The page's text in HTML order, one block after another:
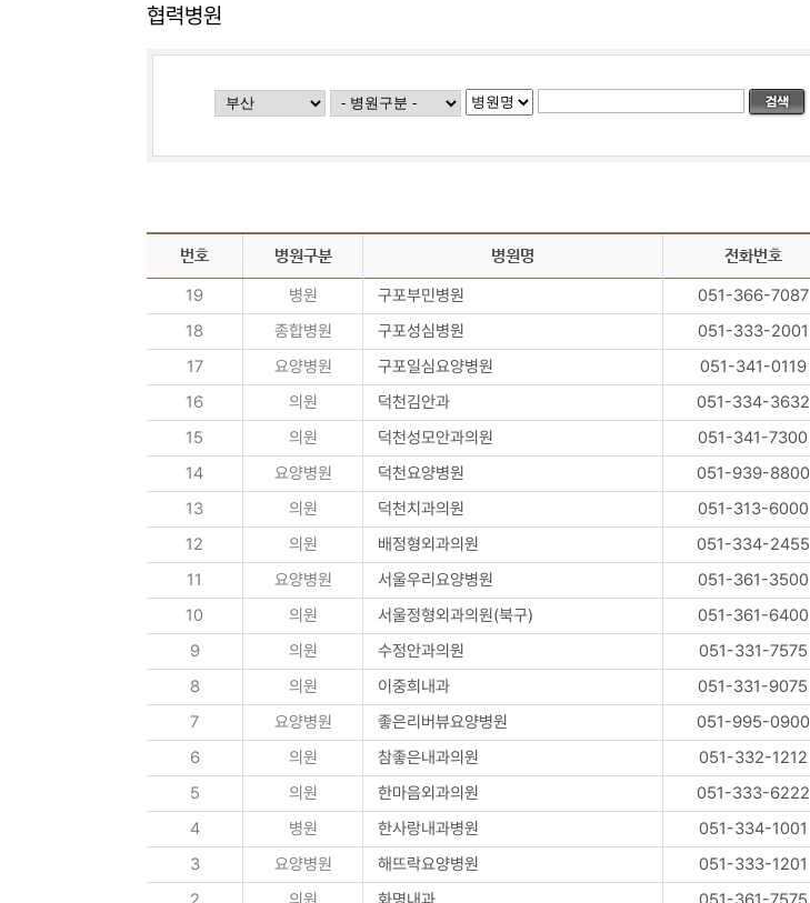
협력병원
번호 병원구분 병원명 전화번호
19 병원 구포부민병원 051-366-7087
18
종합병원 구포성심병원 051-333-2001
17
요양병원 구포일심요양병원 051-341-0119
16
의원 덕천김안과 051-334-3632
15
의원 덕천성모안과의원 051-341-7300
14
요양병원 덕천요양병원 051-939-8800
13
의원 덕천치과의원 051-313-6000
12
의원 배정형외과의원 051-334-2455
11
요양병원 서울우리요양병원 051-361-3500
10
의원 서울정형외과의원(북구) 051-361-6400
9
의원 수정안과의원 051-331-7575
8
의원 이중희내과 051-331-9075
7
요양병원 좋은리버뷰요양병원 051-995-0900
6
의원 참좋은내과의원 051-332-1212
5
의원 한마음외과의원 051-333-6222
4
병원 한사랑내과병원 051-334-1001
3
요양병원 해뜨락요양병원 051-333-1201